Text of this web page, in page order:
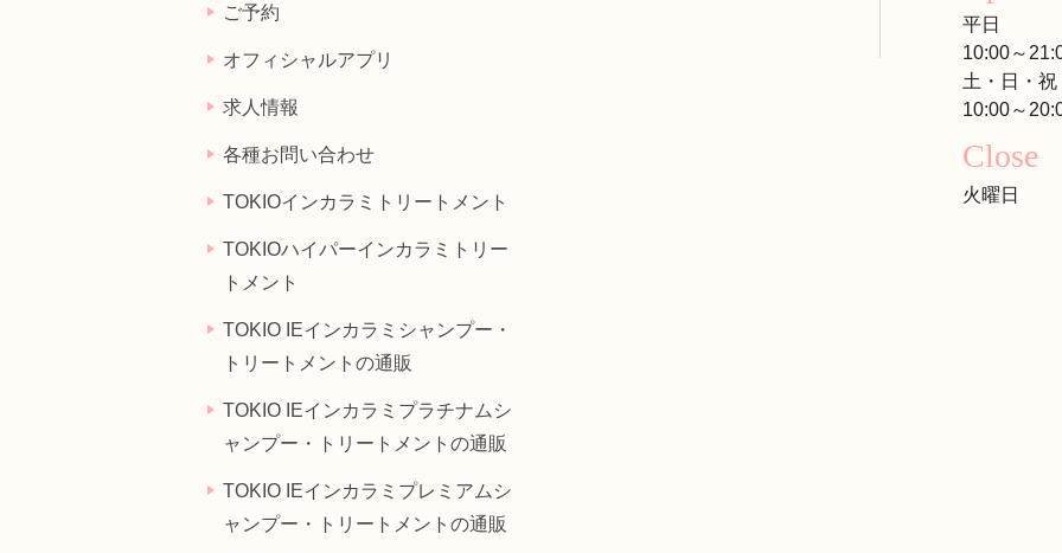
ご予約
オフィシャルアプリ
求人情報
各種お問い合わせ
TOKIOインカラミトリートメント
TOKIOハイパーインカラミトリー
トメント
TOKIO IEインカラミシャンプー・
トリートメントの通販
TOKIO IEインカラミプラチナムシ
ャンプー・トリートメントの通販
TOKIO IEインカラミプレミアムシ
ャンプー・トリートメントの通販
平日
10:00～
土・日・祝
10:00～
Close
火曜日